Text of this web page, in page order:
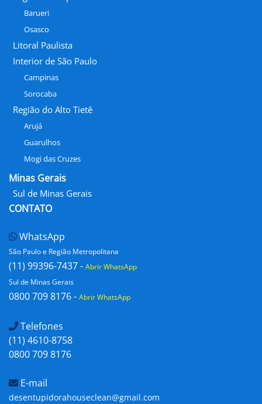
Barueri
Osasco
Litoral Paulista
Interior de São Paulo
Campinas
Sorocaba
Região do Alto Tietê
Arujá
Guarulhos
Mogi das Cruzes
Minas Gerais
Sul de Minas Gerais
CONTATO
WhatsApp
São Paulo e Região Metropolitana
(11) 99396-7437 - Abrir WhatsApp
Sul de Minas Gerais
0800 709 8176 - Abrir WhatsApp
Telefones
(11) 4610-8758
0800 709 8176
E-mail
desentupidorahouseclean@gmail.com